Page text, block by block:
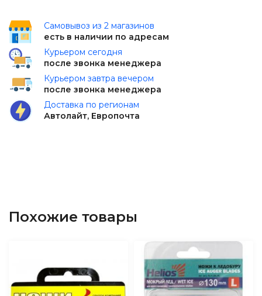
Самовывоз из 2 магазинов
есть в наличии по адресам
Курьером сегодня
после звонка менеджера
Курьером завтра вечером
после звонка менеджера
Доставка по регионам
Автолайт, Европочта
Похожие товары